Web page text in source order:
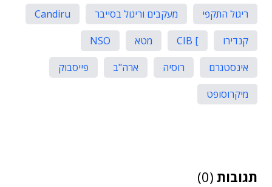
ריגול התקפי
מעקבים וריגול בסייבר
Candiru
קנדירו
] CIB מטא
NSO
אינסטגרם
רוסיה ארה"ב
פייסבוק
מיקרוסופט
תגובות (0)